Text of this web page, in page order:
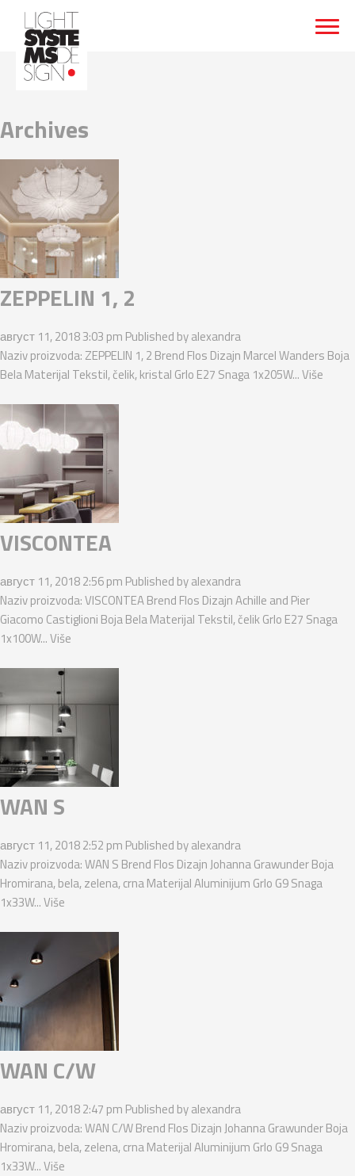
Archives
ZEPPELIN 1, 2
август 11, 2018 3:03 pm Published byalexandra
Naziv proizvoda: ZEPPELIN 1, 2 Brend Flos Dizajn Marcel Wanders Boja
Bela Materijal Tekstil, čelik, kristal Grlo E27 Snaga 1x205W...Više
VISCONTEA
август 11, 2018 2:56 pm Published byalexandra
Naziv proizvoda: VISCONTEA Brend Flos Dizajn Achille and Pier
Giacomo Castiglioni Boja Bela Materijal Tekstil, čelik Grlo E27 Snaga
1x100W...Više
WAN S
август 11, 2018 2:52 pm Published byalexandra
Naziv proizvoda: WAN S Brend Flos Dizajn Johanna Grawunder Boja
Hromirana, bela, zelena, crna Materijal Aluminijum Grlo G9 Snaga
1x33W...Više
WAN C/W
август 11, 2018 2:47 pm Published byalexandra
Naziv proizvoda: WAN C/W Brend Flos Dizajn Johanna Grawunder Boja
Hromirana, bela, zelena, crna Materijal Aluminijum Grlo G9 Snaga
1x33W...Više